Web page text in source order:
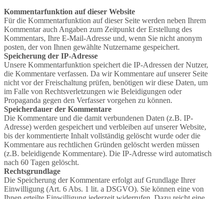
Kommentarfunktion auf dieser Website
Für die Kommentarfunktion auf dieser Seite werden neben Ihrem
Kommentar auch Angaben zum Zeitpunkt der Erstellung des
Kommentars, Ihre E-Mail-Adresse und, wenn Sie nicht anonym
posten, der von Ihnen gewählte Nutzername gespeichert.
Speicherung der IP-Adresse
Unsere Kommentarfunktion speichert die IP-Adressen der Nutzer,
die Kommentare verfassen. Da wir Kommentare auf unserer Seite
nicht vor der Freischaltung prüfen, benötigen wir diese Daten, um
im Falle von Rechtsverletzungen wie Beleidigungen oder
Propaganda gegen den Verfasser vorgehen zu können.
Speicherdauer der Kommentare
Die Kommentare und die damit verbundenen Daten (z.B. IP-
Adresse) werden gespeichert und verbleiben auf unserer Website,
bis der kommentierte Inhalt vollständig gelöscht wurde oder die
Kommentare aus rechtlichen Gründen gelöscht werden müssen
(z.B. beleidigende Kommentare). Die IP-Adresse wird automatisch
nach 60 Tagen gelöscht.
Rechtsgrundlage
Die Speicherung der Kommentare erfolgt auf Grundlage Ihrer
Einwilligung (Art. 6 Abs. 1 lit. a DSGVO). Sie können eine von